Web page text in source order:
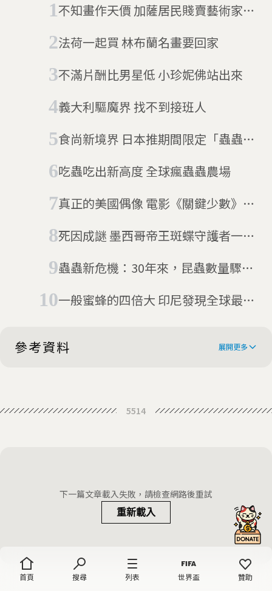
首頁 搜尋 列表 世界盃 贊助
不知畫作天價 加薩居民賤賣藝術家塗
法荷一起買 林布蘭名畫要回家
不滿片酬比男星低 小珍妮佛站出來
義大利驅魔界 找不到接班人
食尚新境界 日本推期間限定「蟲蟲沾
吃蟲吃出新高度 全球瘋蟲蟲農場
真正的美國偶像 電影《關鍵少數》女
死因成謎 墨西哥帝王斑蝶守護者一周
蟲蟲新危機：30年來，昆蟲數量驟降
一般蜜蜂的四倍大 印尼發現全球最大
參考資料 展開更多
illustrator honoured with Google
5514
下一篇文章載入失敗，請檢查網路後重試
重新載入